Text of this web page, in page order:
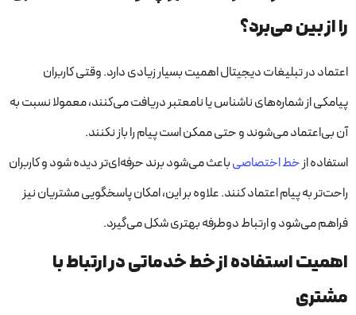
را از بین می‌برد؟
اعتماد در تبلیغات دیجیتال اهمیت بسیار زیادی دارد. وقتی کاربران
پیامکی از شماره‌های ناشناس یا نامعتبر دریافت می‌کنند، معمولا نسبت به
آن بی‌اعتماد می‌شوند و حتی ممکن است پیام را باز نکنند.
استفاده ازخط اختصاصیباعث می‌شود برند حرفه‌ای‌تر دیده شود و کاربران
راحت‌تر به پیام اعتماد کنند. علاوه بر این، امکان پاسخگویی مشتریان نیز
فراهم می‌شود و ارتباط دوطرفه بهتری شکل می‌گیرد.
اهمیت استفاده از خط خدماتی در ارتباط با
مشتری